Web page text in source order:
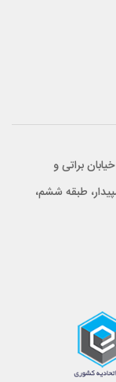
براتی و
ساختمان اسپیدار، طبقه ششم،